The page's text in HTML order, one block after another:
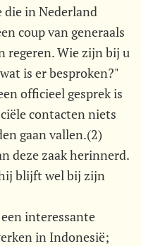
die in Nederland
coup van generaals
regeren. Wie zijn bij u
is er besproken?"
officieel gesprek is
contacten niets
gaan vallen.(2)
deze zaak herinnerd.
blijft wel bij zijn
interessante
in Indonesië;